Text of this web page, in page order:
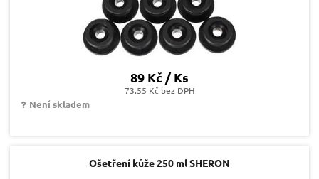
89 Kč / Ks
73.55 Kč bez DPH
Není skladem
Ošetření kůže 250 ml SHERON